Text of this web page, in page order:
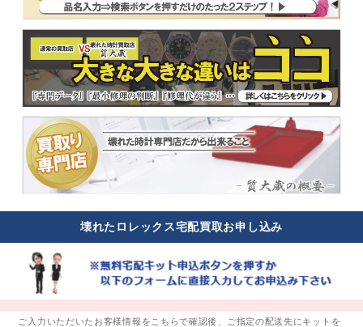
壊れたロレックス宅配買取お申し込み
ご入力いただいたお客様情報をこちらで確認後、ご指定の配送先にキットを